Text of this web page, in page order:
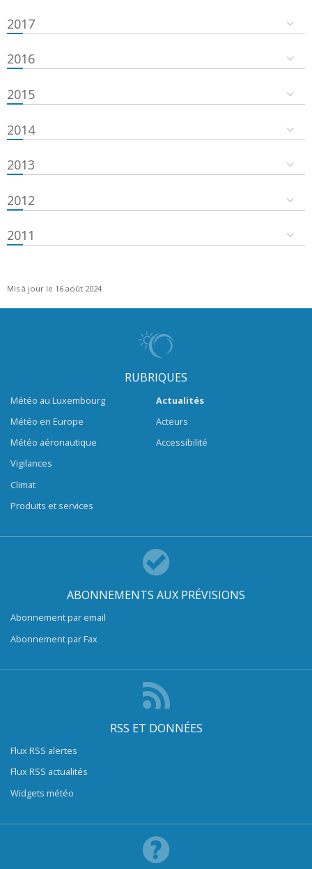
2017
2016
2015
2014
2013
2012
2011
Mis à jour le 16 août 2024
RUBRIQUES
Météo au Luxembourg
Météo en Europe
Météo aéronautique
Vigilances
Climat
Produits et services
Actualités
Acteurs
Accessibilité
ABONNEMENTS AUX PRÉVISIONS
Abonnement par email
Abonnement par Fax
RSS ET DONNÉES
Flux RSS alertes
Flux RSS actualités
Widgets météo